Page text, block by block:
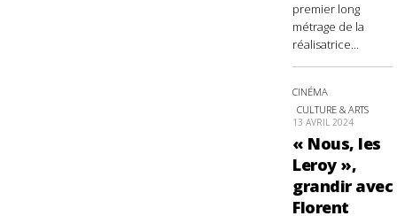
premier long
métrage de la
réalisatrice...
CINÉMA
CULTURE & ARTS
13 AVRIL 2024
« Nous, les
Leroy »,
grandir avec
Florent